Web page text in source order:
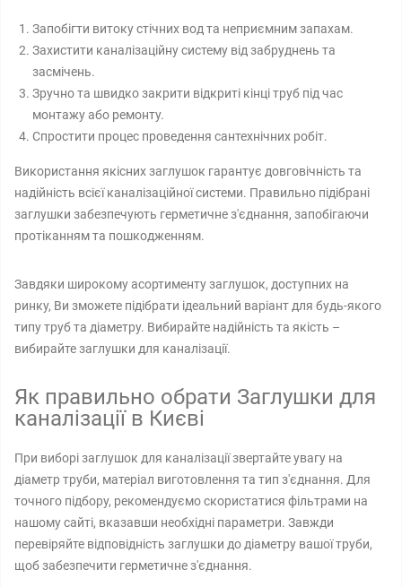
Запобігти витоку стічних вод та неприємним запахам.
Захистити каналізаційну систему від забруднень та
засмічень.
Зручно та швидко закрити відкриті кінці труб під час
монтажу або ремонту.
Спростити процес проведення сантехнічних робіт.
Використання якісних заглушок гарантує довговічність та
надійність всієї каналізаційної системи. Правильно підібрані
заглушки забезпечують герметичне з'єднання, запобігаючи
протіканням та пошкодженням.
Завдяки широкому асортименту заглушок, доступних на
ринку, Ви зможете підібрати ідеальний варіант для будь-якого
типу труб та діаметру. Вибирайте надійність та якість –
вибирайте заглушки для каналізації.
Як правильно обрати Заглушки для
каналізації в Києві
При виборі заглушок для каналізації звертайте увагу на
діаметр труби, матеріал виготовлення та тип з'єднання. Для
точного підбору, рекомендуємо скористатися фільтрами на
нашому сайті, вказавши необхідні параметри. Завжди
перевіряйте відповідність заглушки до діаметру вашої труби,
щоб забезпечити герметичне з'єднання.